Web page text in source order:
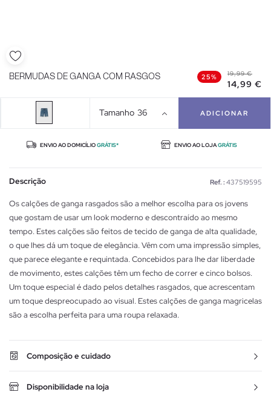
BERMUDAS DE GANGA COM RASGOS 25% 19,99 €
14,99 €
Tamanho 36 ADICIONAR
ENVIO AO DOMICÍLIOGRÁTIS* ENVIO AO LOJAGRÁTIS
Descrição Ref. : 437519595
Os calções de ganga rasgados são a melhor escolha para os jovens
que gostam de usar um look moderno e descontraído ao mesmo
tempo. Estes calções são feitos de tecido de ganga de alta qualidade,
o que lhes dá um toque de elegância. Vêm com uma impressão simples,
que parece elegante e requintada. Concebidos para lhe dar liberdade
de movimento, estes calções têm um fecho de correr e cinco bolsos.
Um toque especial é dado pelos detalhes rasgados, que acrescentam
um toque despreocupado ao visual. Estes calções de ganga magricelas
são a escolha perfeita para uma roupa relaxada.
Composição e cuidado
Disponibilidade na loja